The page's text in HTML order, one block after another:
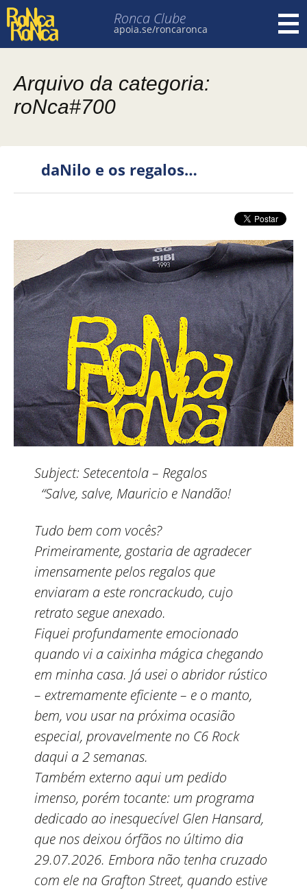
Ronca Clube
apoia.se/roncaronca
Arquivo da categoria:
roNca#700
daNilo e os regalos…
Subject: Setecentola – Regalos
“Salve, salve, Mauricio e Nandão!
Tudo bem com vocês?
Primeiramente, gostaria de agradecer
imensamente pelos regalos que
enviaram a este roncrackudo, cujo
retrato segue anexado.
Fiquei profundamente emocionado
quando vi a caixinha mágica chegando
em minha casa. Já usei o abridor rústico
– extremamente eficiente – e o manto,
bem, vou usar na próxima ocasião
especial, provavelmente no C6 Rock
daqui a 2 semanas.
Também externo aqui um pedido
imenso, porém tocante: um programa
dedicado ao inesquecível Glen Hansard,
que nos deixou órfãos no último dia
29.07.2026. Embora não tenha cruzado
com ele na Grafton Street, quando estive